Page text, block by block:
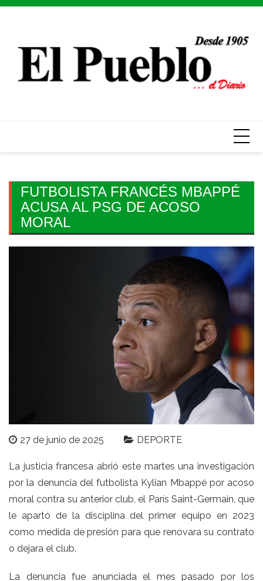
Skip
FUTBOLISTA FRANCÉS MBAPPÉ
ACUSA AL PSG DE ACOSO
MORAL
27 de junio de 2025 DEPORTE
La justicia francesa abrió este martes una investigación
por la denuncia del futbolista Kylian Mbappé por acoso
moral contra su anterior club, el París Saint-Germain, que
le apartó de la disciplina del primer equipo en 2023
como medida de presión para que renovara su contrato
o dejara el club.
La denuncia fue anunciada el mes pasado por los